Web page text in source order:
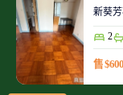
新葵
2
售